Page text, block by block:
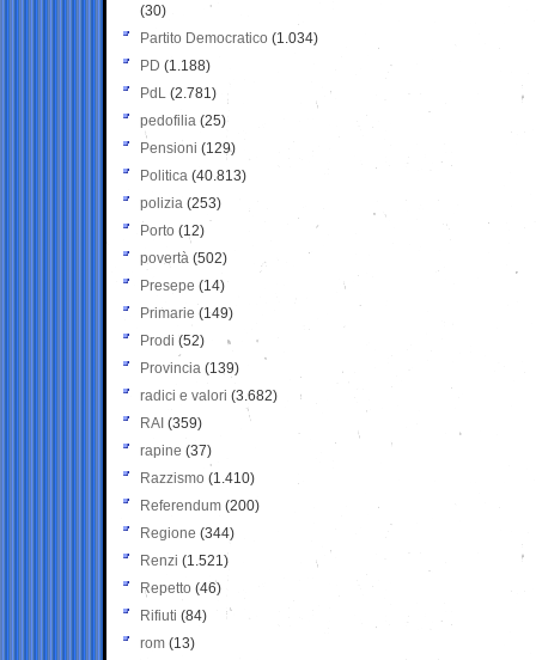
(30)
Partito Democratico (1.034)
PD (1.188)
PdL (2.781)
pedofilia (25)
Pensioni (129)
Politica (40.813)
polizia (253)
Porto (12)
povertà (502)
Presepe (14)
Primarie (149)
Prodi (52)
Provincia (139)
radici e valori (3.682)
RAI (359)
rapine (37)
Razzismo (1.410)
Referendum (200)
Regione (344)
Renzi (1.521)
Repetto (46)
Rifiuti (84)
rom (13)